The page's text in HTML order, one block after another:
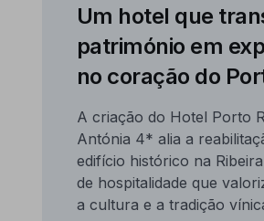
Um hotel que
património em
no coração do
A criação do Hotel Porto
Antónia 4* alia a
edifício histórico na
de hospitalidade que
a cultura e a tradição